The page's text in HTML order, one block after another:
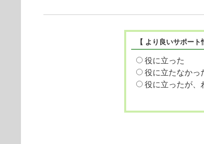
【 より良いサポー
役に立った
役に立たなかっ
役に立ったが、